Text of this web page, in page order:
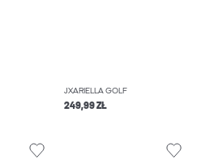
JXARIELLA GOLF
249,99 ZŁ